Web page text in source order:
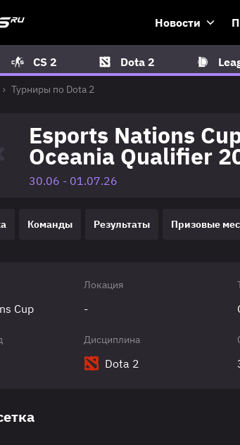
Новости
CS 2 Dota 2
Турниры по Dota 2
Esports Nations
Oceania Qualifier
30.06 - 01.07.26
Команды Результаты Призовые
Cup
Локация
-
Дисциплина
Dota 2